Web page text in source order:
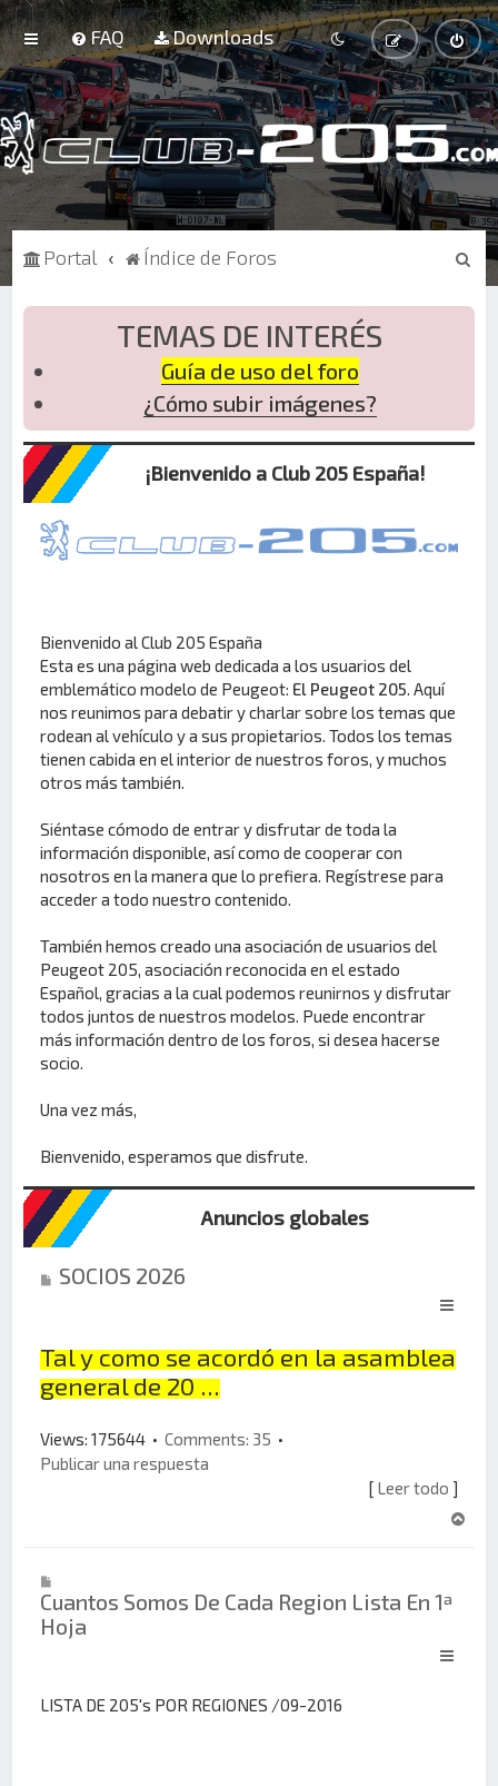
FAQ Downloads
Portal Índice de Foros
B
s
TEMAS DE INTERÉS
Guía de uso del foro
¿Cómo subir imágenes?
¡Bienvenido a Club 205 España!
Bienvenido al Club 205 España
Esta es una página web dedicada a los usuarios del
emblemático modelo de Peugeot: El Peugeot 205. Aquí
nos reunimos para debatir y charlar sobre los temas que
rodean al vehículo y a sus propietarios. Todos los temas
tienen cabida en el interior de nuestros foros, y muchos
otros más también.
Siéntase cómodo de entrar y disfrutar de toda la
información disponible, así como de cooperar con
nosotros en la manera que lo prefiera. Regístrese para
acceder a todo nuestro contenido.
También hemos creado una asociación de usuarios del
Peugeot 205, asociación reconocida en el estado
Español, gracias a la cual podemos reunirnos y disfrutar
todos juntos de nuestros modelos. Puede encontrar
más información dentro de los foros, si desea hacerse
socio.
Una vez más,
Bienvenido, esperamos que disfrute.
Anuncios globales
SOCIOS 2026
Tal y como se acordó en la asamblea
general de 20 ...
Views: 175644 •Comments: 35 •
Publicar una respuesta
[ Leer todo ]
Cuantos Somos De Cada Region Lista En 1ª
Hoja
LISTA DE 205's POR REGIONES /09-2016